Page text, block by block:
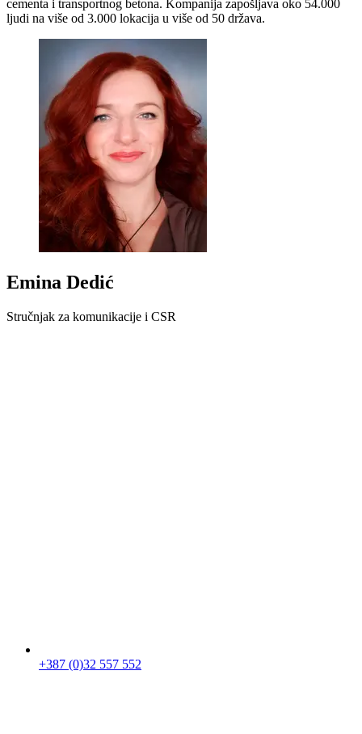
cementa i transportnog betona. Kompanija zapošljava oko 54.000
ljudi na više od 3.000 lokacija u više od 50 država.
Emina Dedić
Stručnjak za komunikacije i CSR
+387 (0)32 557 552